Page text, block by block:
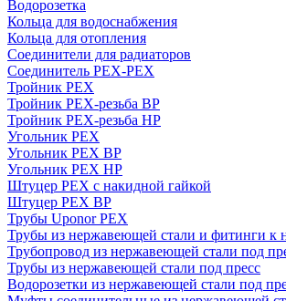
Водорозетка
Кольца для водоснабжения
Кольца для отопления
Соединители для радиаторов
Соединитель PEX-PEX
Тройник PEX
Тройник PEX-резьба ВР
Тройник PEX-резьба НР
Угольник PEX
Угольник PEX ВР
Угольник PEX НР
Штуцер PEX c накидной гайкой
Штуцер PEX ВР
Трубы Uponor PEX
Трубы из нержавеющей стали и фитинги к
Трубопровод из нержавеющей стали под
Трубы из нержавеющей стали под пресс
Водорозетки из нержавеющей стали под